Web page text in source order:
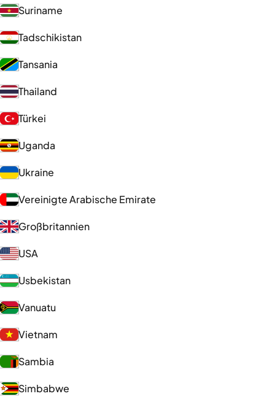
Suriname
Tadschikistan
Tansania
Thailand
Türkei
Uganda
Ukraine
Vereinigte Arabische Emirate
Großbritannien
USA
Usbekistan
Vanuatu
Vietnam
Sambia
Simbabwe